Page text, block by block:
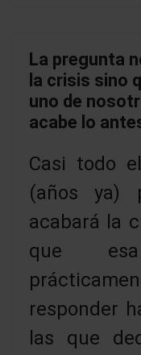
La pregunta
la crisis sino
uno de
acabe lo
Casi todo
(años ya)
acabará la
que
responder
las que